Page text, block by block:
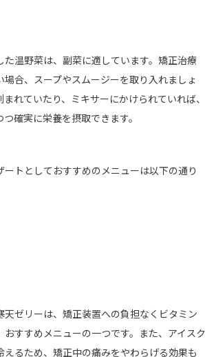
た温野菜は、副菜に適しています。矯正治療
場合、スープやスムージーを取り入れましょ
れていたり、ミキサーにかけられていれば、
確実に栄養を摂取できます。
トとしておすすめのメニューは以下の通り
天ゼリーは、矯正装置への負担なくビタミン
おすすめメニューの一つです。また、アイスク
えるため、矯正中の痛みをやわらげる効果も